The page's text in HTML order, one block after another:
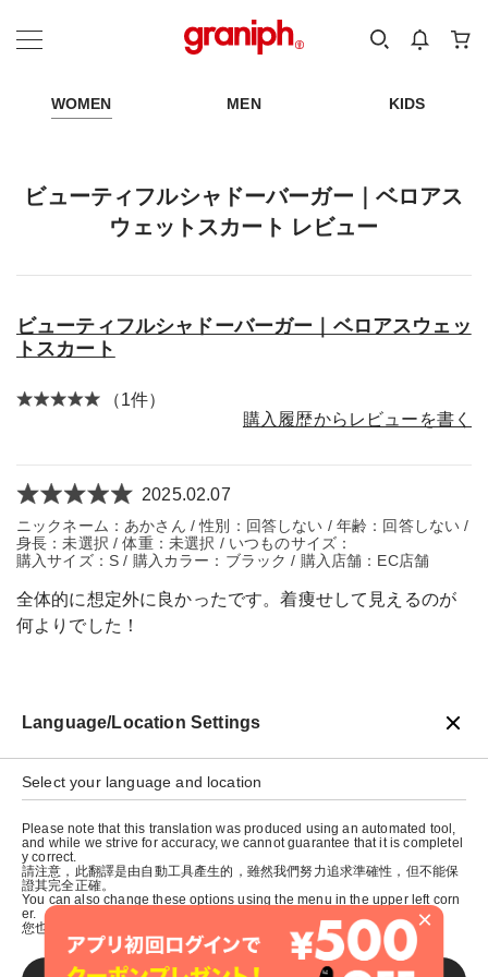
カテゴリーから探す
WOMEN MEN KIDS
ビューティフルシャドーバーガー｜ベロアス
ウェットスカート レビュー
ビューティフルシャドーバーガー｜ベロアスウェッ
トスカート
（1件）
購入履歴からレビューを書く
2025.02.07
ニックネーム：あかさん / 性別：回答しない / 年齢：回答しない /
身長：未選択 / 体重：未選択 / いつものサイズ：
購入サイズ：S / 購入カラー：ブラック / 購入店舗：EC店舗
全体的に想定外に良かったです。着痩せして見えるのが
何よりでした！
×
Language/Location Settings
Select your language and location
Please note that this translation was produced using an automated tool,
and while we strive for accuracy, we cannot guarantee that it is completel
y correct.
請注意，此翻譯是由自動工具產生的，雖然我們努力追求準確性，但不能保
證其完全正確。
You can also change these options using the menu in the upper left corn
er.
您也可以使用左上角的選單來更改這些選項。